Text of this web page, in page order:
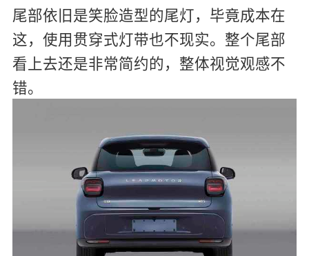
尾部依旧是笑脸造型的尾灯，毕竟成本在
这，使用贯穿式灯带也不现实。整个尾部
看上去还是非常简约的，整体视觉观感不
错。